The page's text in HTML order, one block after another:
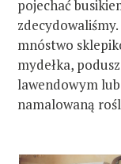
pojechać
mnóstwo
mydełka,
lawendowym
namalowaną